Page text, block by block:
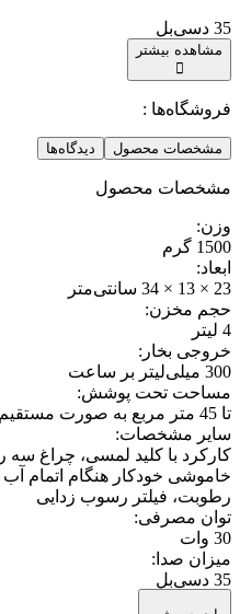
35 دسی‌بل
مشاهده بیشتر
فروشگاه‌ها :
مشخصات محصول دیدگاه‌ها
مشخصات محصول
وزن:
1500 گرم
ابعاد:
23 × 13 × 34 سانتی‌متر
حجم مخزن:
4 لیتر
خروجی بخار :
300 میلی‌لیتر بر ساعت
مساحت تحت پوشش:
تا 45 متر مربع به صورت مستقیم
سایر مشخصات:
کارکرد با کلید لمسی، چراغ سه
خاموشی خودکار هنگام اتمام
رطوبت، فیلتر رسوب زدایی
توان مصرفی:
30 وات
میزان صدا :
35 دسی‌بل